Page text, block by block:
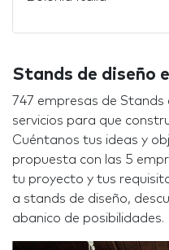
Stands de diseño
747 empresas de
servicios para que
Cuéntanos tus ideas y
propuesta con las 5
tu proyecto y tus
a stands de diseño,
abanico de posibilidades.